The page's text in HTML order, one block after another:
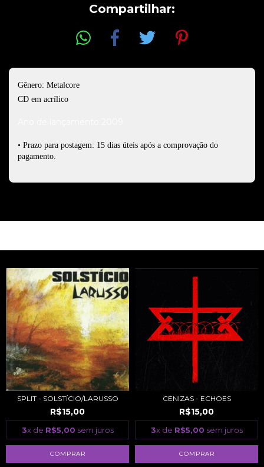
Compartilhar:
Gênero: Metalcore
CD em acrílico
• Prazo para postagem: 15 dias úteis após a comprovação do
pagamento.
SPLIT - SOLSTÍCIO/LARUSSO
R$15,00
3x de R$5,00 sem juros
CENIZAS - ECHOES
R$15,00
3x de R$5,00 sem juros